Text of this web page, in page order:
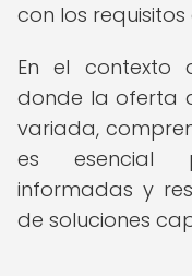
con los
En el contexto
donde la oferta
variada,
es esencial
informadas y
de soluciones